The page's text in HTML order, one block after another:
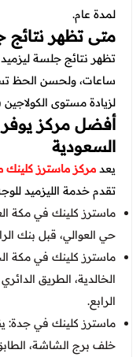
لمدة عام.
متى تظهر نتائج
تظهر نتائج جلسة
ساعات، ولحسن الحظ
لزيادة مستوى الكولاجين
أفضل مركز يوفر
السعودية
يعدمركز ماسترز كلينك
تقدم خدمة الليزميد
ماسترز كلينك في مكة
حي العوالي، قبل بنك
ماسترز كلينك في مكة
الخالدية، الطريق
الرابع.
ماسترز كلينك في جدة:
خلف برج الشاشة، الطابق